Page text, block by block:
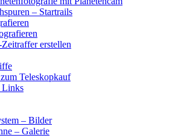
– Startrails
erstellen
Teleskopkauf
– Bilder
– Galerie